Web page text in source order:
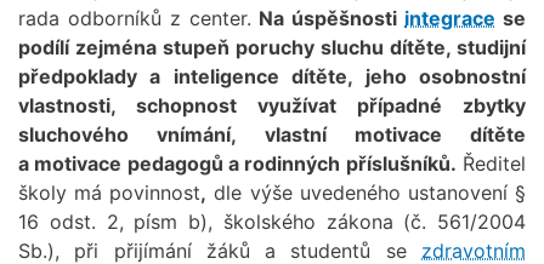
rada odborníků z center. Na úspěšnosti integrace se
podílí zejména stupeň poruchy sluchu dítěte, studijní
předpoklady a inteligence dítěte, jeho osobnostní
vlastnosti, schopnost využívat případné zbytky
sluchového vnímání, vlastní motivace dítěte
a motivace pedagogů a rodinných příslušníků. Ředitel
školy má povinnost, dle výše uvedeného ustanovení §
16 odst. 2, písm b), školského zákona (č. 561/2004
Sb.), při přijímání žáků a studentů se zdravotním